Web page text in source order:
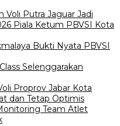
Voli Putra Jaguar Jadi
Piala Ketum PBVSI Kota
Bukti Nyata PBVSI
Selenggarakan
Proprov Jabar Kota
dan Tetap Optimis
Team Atlet